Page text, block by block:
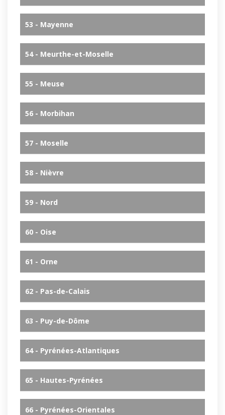
53 - Mayenne
54 - Meurthe-et-Moselle
55 - Meuse
56 - Morbihan
57 - Moselle
58 - Nièvre
59 - Nord
60 - Oise
61 - Orne
62 - Pas-de-Calais
63 - Puy-de-Dôme
64 - Pyrénées-Atlantiques
65 - Hautes-Pyrénées
66 - Pyrénées-Orientales